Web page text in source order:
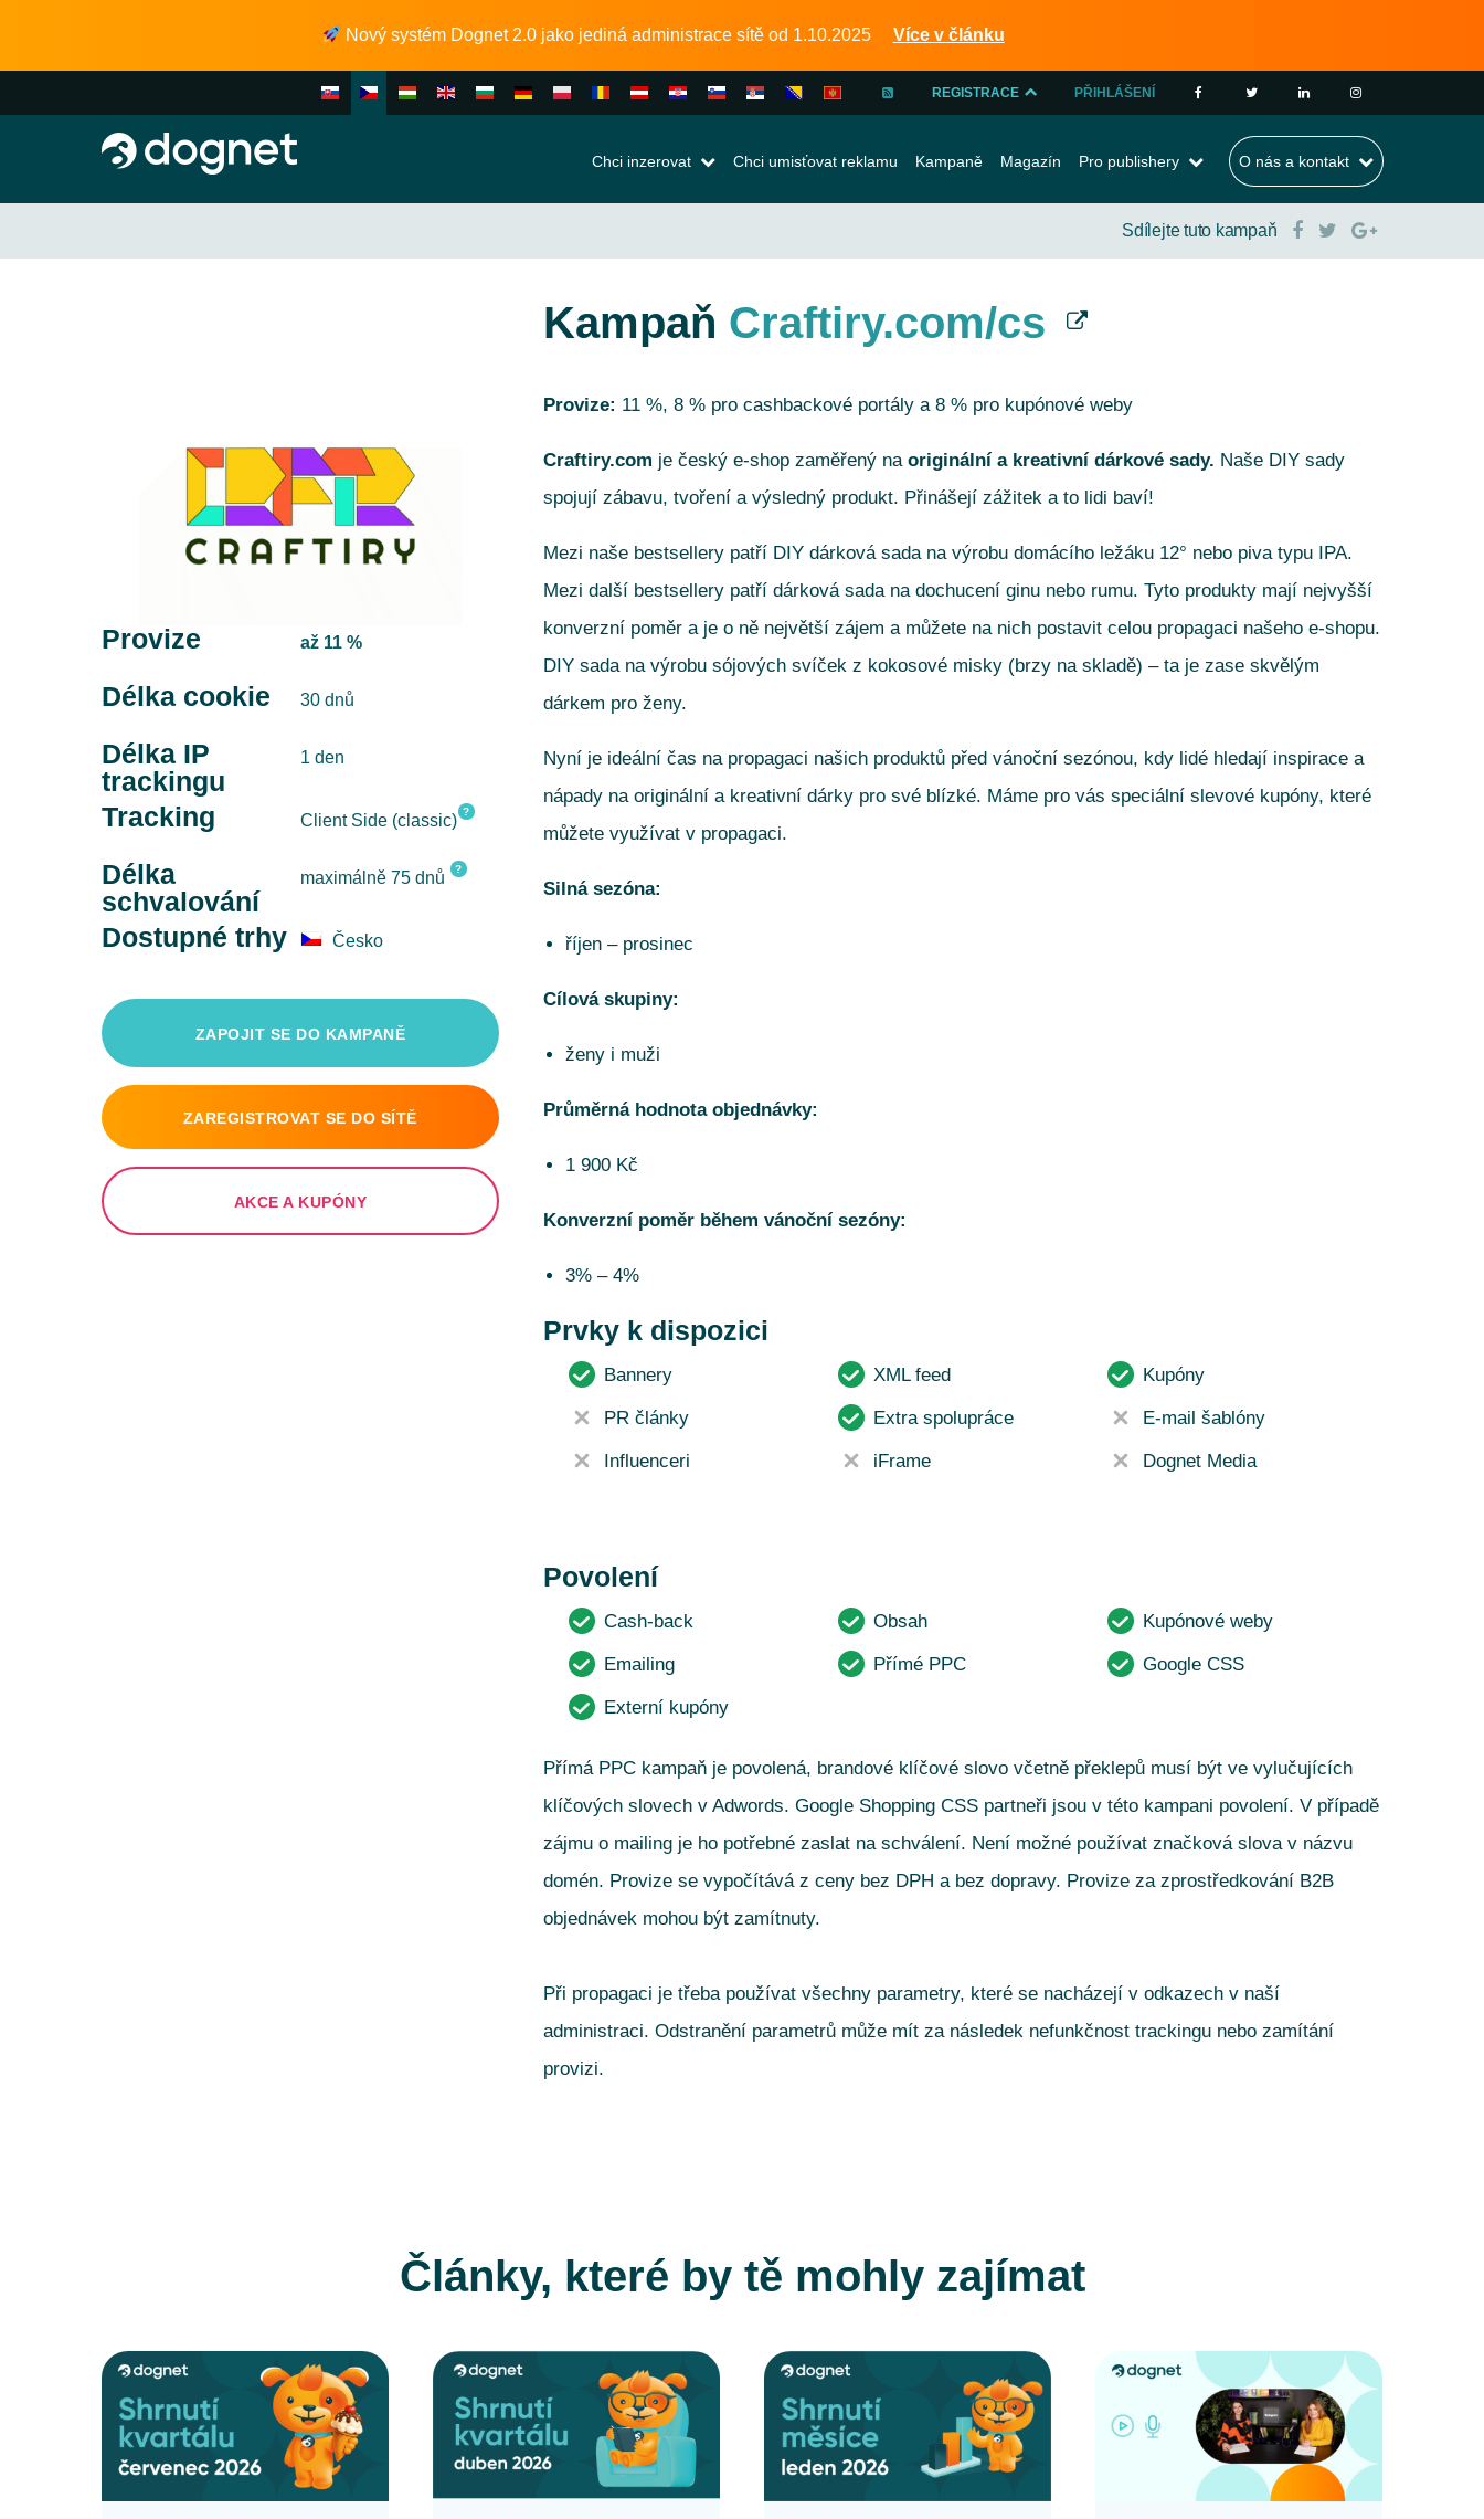
Nový systém Dognet 2.0 jako jediná administrace sítě od 1.10.2025 Více v článku
REGISTRACE PŘIHLÁŠENÍ
Chci inzerovat Chci umisťovat reklamu Kampaně Magazín Pro publishery O nás a kontakt
Sdílejte tuto kampaň
Kampaň Craftiry.com/cs
Provize až 11 %
Délka cookie 30 dnů
Délka IP
trackingu
1 den
Tracking Client Side (classic) ?
Délka
schvalování
maximálně 75 dnů ?
Dostupné trhy Česko
ZAPOJIT SE DO KAMPANĚ
ZAREGISTROVAT SE DO SÍTĚ
AKCE A KUPÓNY
Provize: 11 %, 8 % pro cashbackové portály a 8 % pro kupónové weby
Craftiry.com je český e-shop zaměřený na originální a kreativní dárkové sady. Naše DIY sady
spojují zábavu, tvoření a výsledný produkt. Přinášejí zážitek a to lidi baví!
Mezi naše bestsellery patří DIY dárková sada na výrobu domácího ležáku 12° nebo piva typu IPA.
Mezi další bestsellery patří dárková sada na dochucení ginu nebo rumu. Tyto produkty mají nejvyšší
konverzní poměr a je o ně největší zájem a můžete na nich postavit celou propagaci našeho e-shopu.
DIY sada na výrobu sójových svíček z kokosové misky (brzy na skladě) – ta je zase skvělým
dárkem pro ženy.
Nyní je ideální čas na propagaci našich produktů před vánoční sezónou, kdy lidé hledají inspirace a
nápady na originální a kreativní dárky pro své blízké. Máme pro vás speciální slevové kupóny, které
můžete využívat v propagaci.
Silná sezóna:
říjen – prosinec
Cílová skupiny:
ženy i muži
Průměrná hodnota objednávky:
1 900 Kč
Konverzní poměr během vánoční sezóny:
3% – 4%
Prvky k dispozici
Bannery XML feed Kupóny
PR články Extra spolupráce E-mail šablóny
Influenceri iFrame Dognet Media
Povolení
Cash-back Obsah Kupónové weby
Emailing Přímé PPC Google CSS
Externí kupóny
Přímá PPC kampaň je povolená, brandové klíčové slovo včetně překlepů musí být ve vylučujících
klíčových slovech v Adwords. Google Shopping CSS partneři jsou v této kampani povolení. V případě
zájmu o mailing je ho potřebné zaslat na schválení. Není možné používat značková slova v názvu
domén. Provize se vypočítává z ceny bez DPH a bez dopravy. Provize za zprostředkování B2B
objednávek mohou být zamítnuty.
Při propagaci je třeba používat všechny parametry, které se nacházejí v odkazech v naší
administraci. Odstranění parametrů může mít za následek nefunkčnost trackingu nebo zamítání
provizi.
Články, které by tě mohly zajímat
CELÝ ČLÁNEK